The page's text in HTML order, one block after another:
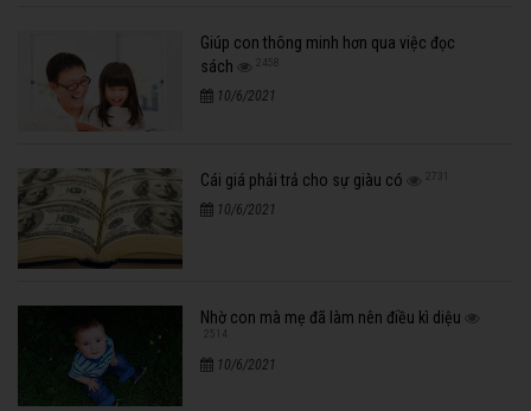
Giúp con thông minh hơn qua việc đọc
sách
2458
10/6/2021
Cái giá phải trả cho sự giàu có 2731
10/6/2021
Nhờ con mà mẹ đã làm nên điều kì diệu
2514
10/6/2021